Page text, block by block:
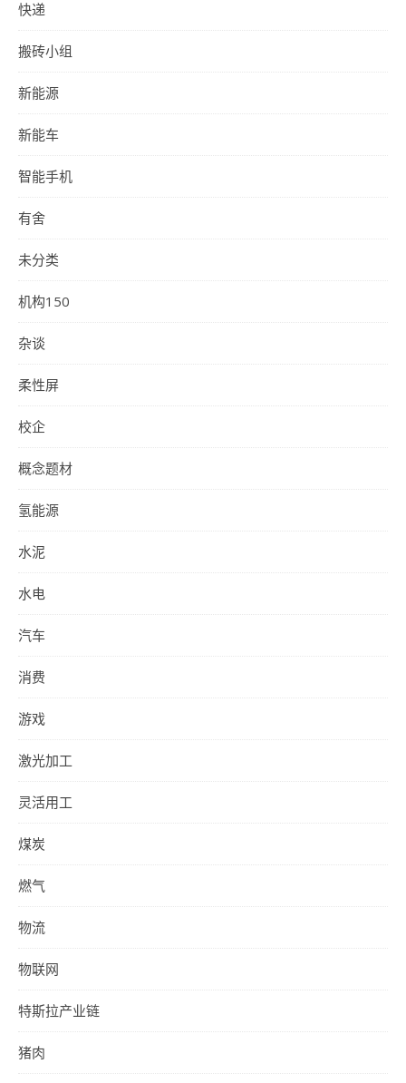
快递
搬砖小组
新能源
新能车
智能手机
有舍
未分类
机构150
杂谈
柔性屏
校企
概念题材
氢能源
水泥
水电
汽车
消费
游戏
激光加工
灵活用工
煤炭
燃气
物流
物联网
特斯拉产业链
猪肉